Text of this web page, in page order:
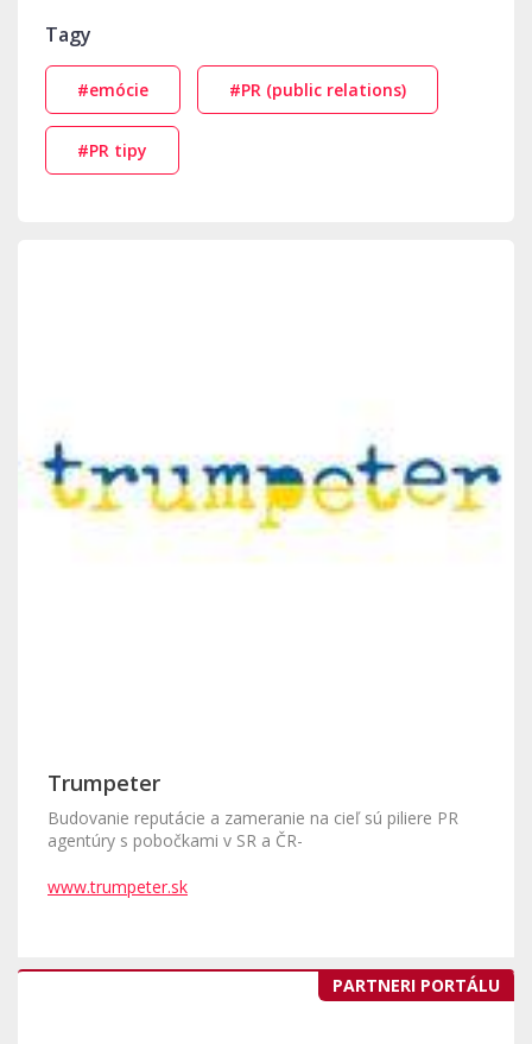
Tagy
#emócie #PR (public relations)
#PR tipy
Trumpeter
Budovanie reputácie a zameranie na cieľ sú piliere PR
agentúry s pobočkami v SR a ČR-
www.trumpeter.sk
PARTNERI PORTÁLU